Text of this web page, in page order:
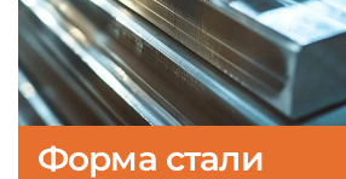
Форма стали